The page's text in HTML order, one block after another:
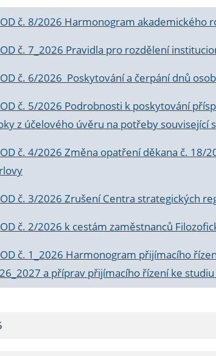
OD č. 8/2026 Harmonogram akademického
OD č. 7_2026 Pravidla pro rozdělení
OD č. 6/2026 Poskytování a čerpání dnů
OD č. 5/2026 Podrobnosti k poskytování
z účelového úvěru na potřeby související
OD č. 4/2026 Změna opatření děkana č. 18/
OD č. 3/2026 Zrušení Centra strategických
OD č. 2/2026 k cestám zaměstnanců
OD č. 1_2026 Harmonogram přijímacího
a příprav přijímacího řízení ke